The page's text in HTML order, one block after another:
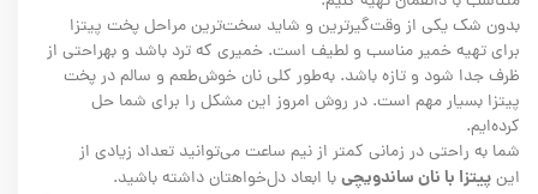
بدون شک یکی از وقت‌گیرترین و شاید سخت‌ترین مراحل پخت پیتزا
برای تهیه خمیر مناسب و لطیف است. خمیری که ترد باشد و بهراحتی از
ظرف جدا شود و تازه باشد. به‌طور کلی نان خوش‌طعم و سالم در پخت
پیتزا بسیار مهم است. در روش امروز این مشکل را برای شما حل
کرده‌ایم.
شما به‌ راحتی در زمانی کمتر از نیم ساعت می‌توانید تعداد زیادی از
اینپیتزا با نان ساندویچیبا ابعاد دل‌خواهتان داشته باشید.